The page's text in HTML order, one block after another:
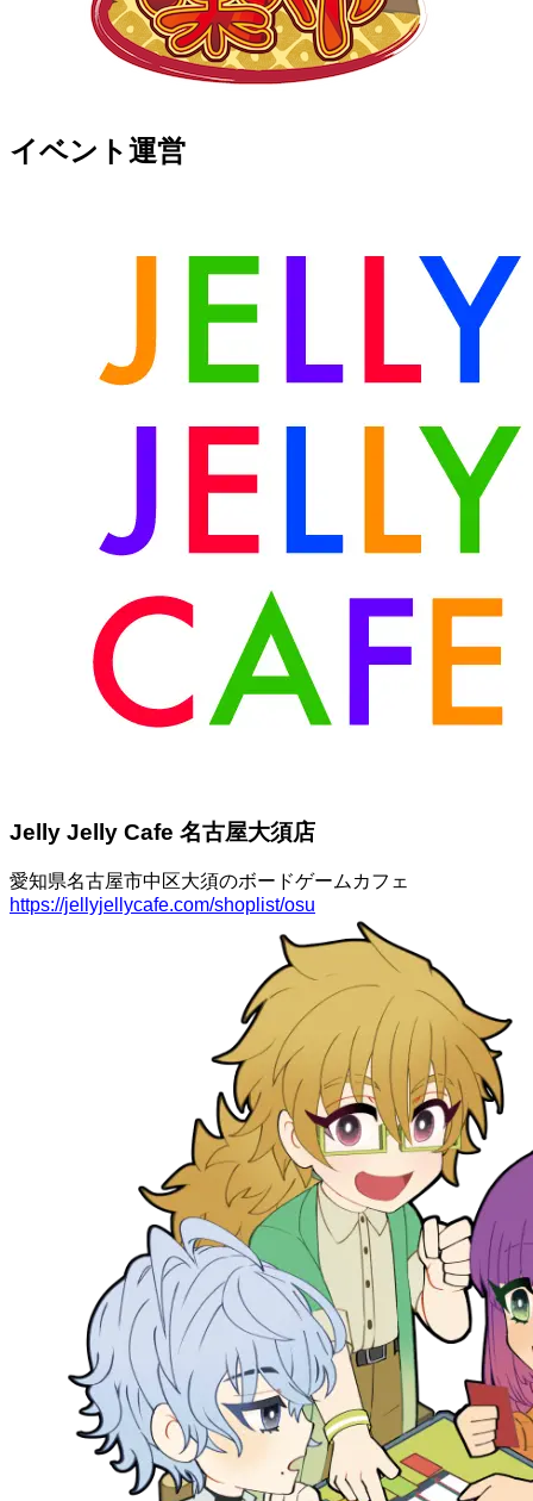
イベント運営
Jelly Jelly Cafe 名古屋大須店
愛知県名古屋市中区大須のボードゲームカフェ
https://jellyjellycafe.com/shoplist/osu